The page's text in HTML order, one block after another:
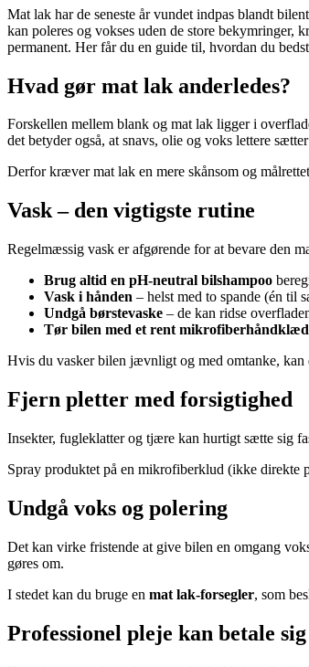
Mat lak har de seneste år vundet indpas blandt
kan poleres og vokses uden de store
permanent. Her får du en guide til, hvordan du
Hvad gør mat lak anderledes?
Forskellen mellem blank og mat lak ligger i
det betyder også, at snavs, olie og voks lettere
Derfor kræver mat lak en mere skånsom og
Vask – den vigtigste rutine
Regelmæssig vask er afgørende for at bevare den
Brug altid en pH-neutral bilshampoo
Vask i hånden – helst med to spande (én til
Undgå børstevaske – de kan ridse
Tør bilen med et rent
Hvis du vasker bilen jævnligt og med omtanke, kan
Fjern pletter med forsigtighed
Insekter, fugleklatter og tjære kan hurtigt sætte sig
Spray produktet på en mikrofiberklud (ikke direkte
Undgå voks og polering
Det kan virke fristende at give bilen en omgang
gøres om.
I stedet kan du bruge en mat lak-forsegler, som
Professionel pleje kan betale sig